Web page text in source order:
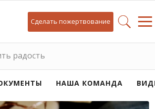
Сделать пожертвование
радость
НАША КОМАНДА